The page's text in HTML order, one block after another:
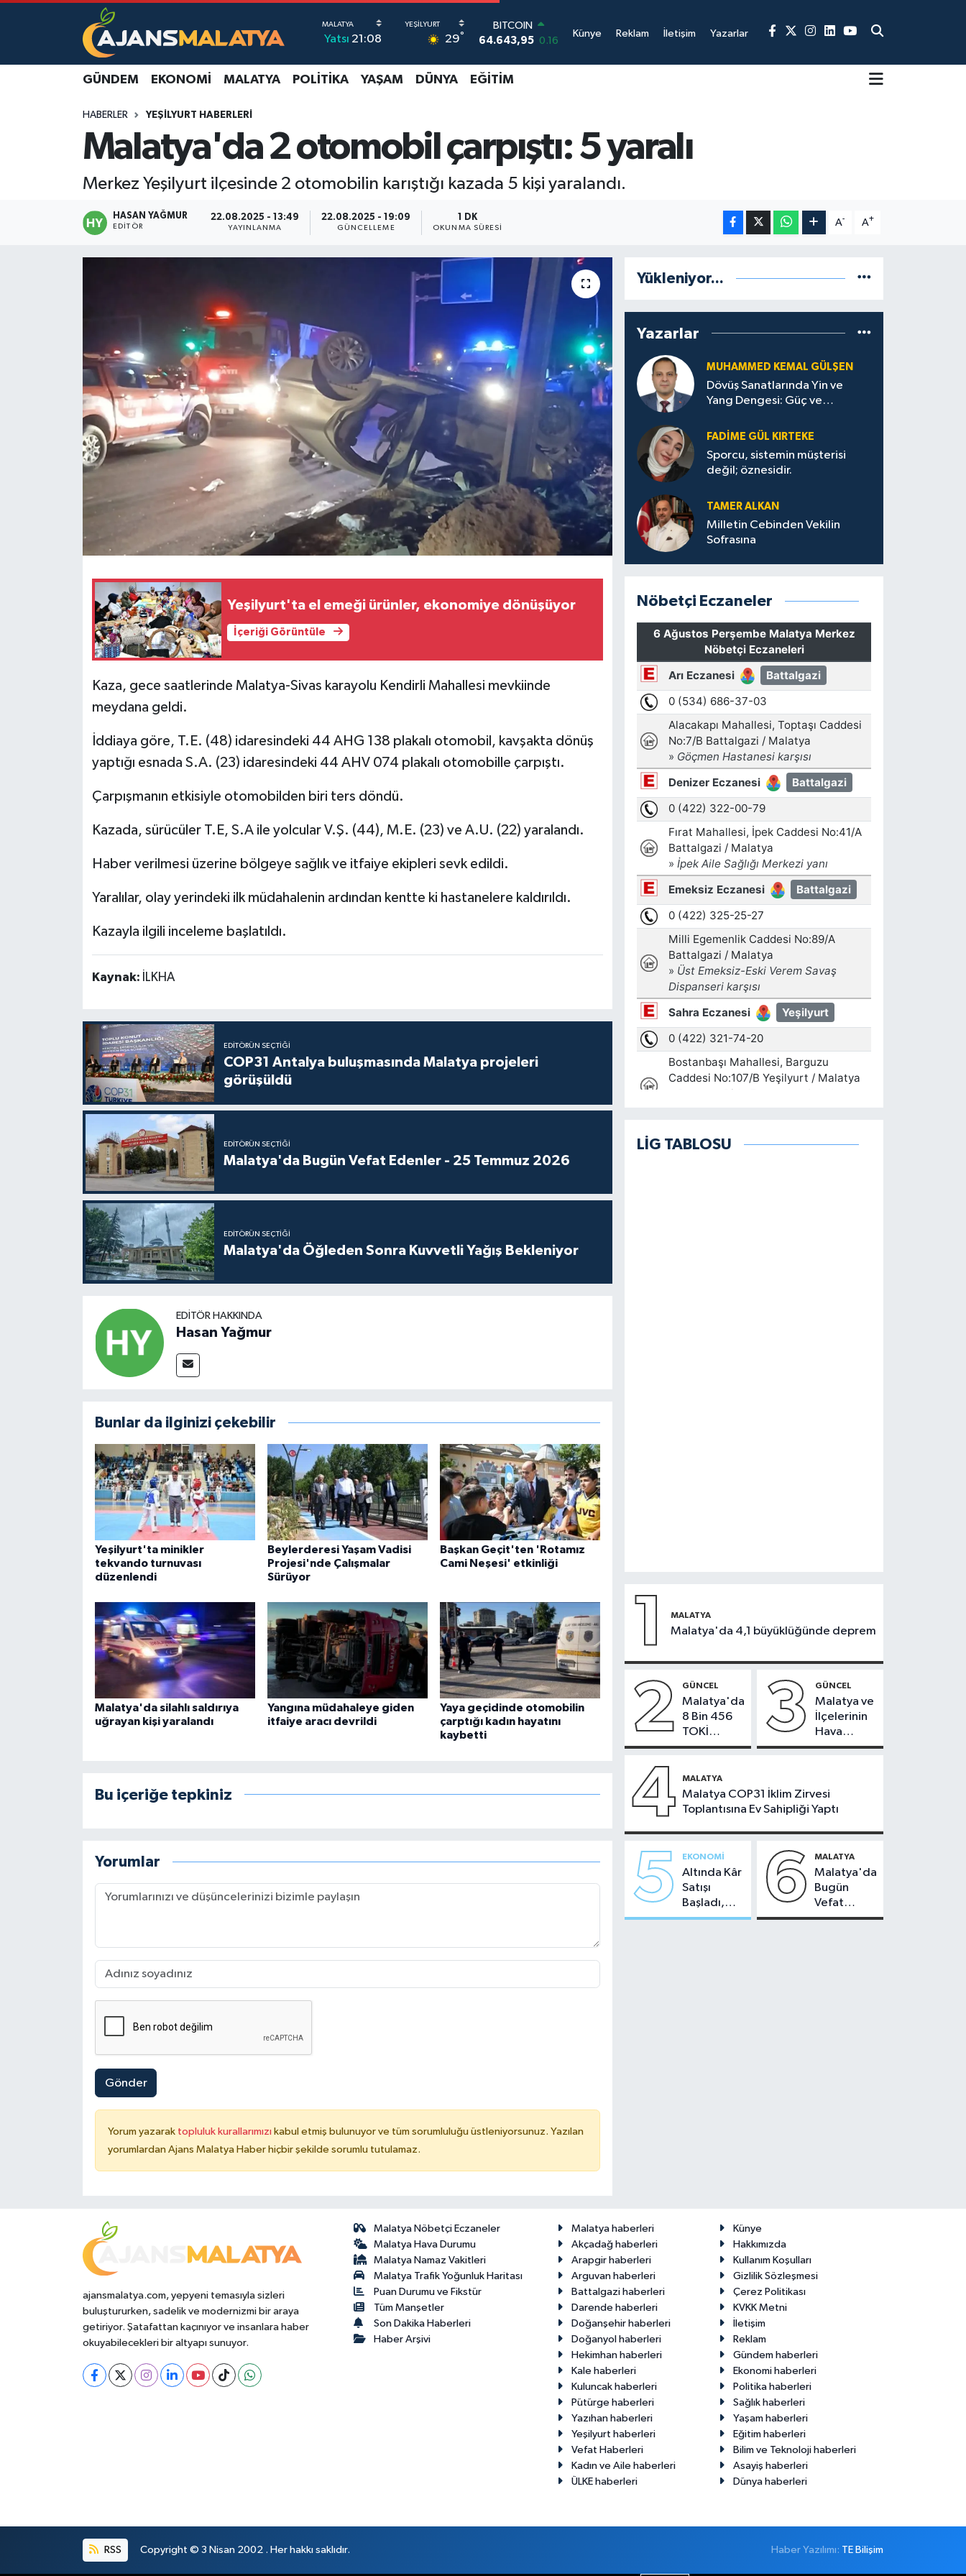
Yatsı 21:08 29°
BITCOIN
DOLAR
47,6006
0.06
EURO
55,0250
6513.94 0.32
BİST100
13.768
48
Künye Reklam İletişim Yazarlar
GÜNDEM EKONOMI MALATYA POLITIKA YAŞAM DÜNYA EĞITIM
HABERLER YEŞILYURT HABERLERI
Malatya'da 2 otomobil çarpıştı: 5 yaralı
Merkez Yeşilyurt ilçesinde 2 otomobilin karıştığı kazada 5 kişi yaralandı.
HASAN YAĞMUR
EDITÖR
22.08.2025 - 13:49
YAYINLANMA
22.08.2025 - 19:09
GÜNCELLEME
1 DK
OKUNMA SÜRESI
A- A+
Yeşilyurt'ta el emeği ürünler, ekonomiye dönüşüyor
İçeriği Görüntüle
Kaza, gece saatlerinde Malatya-Sivas karayolu Kendirli Mahallesi mevkiinde
meydana geldi.
İddiaya göre, T.E. (48) idaresindeki 44 AHG 138 plakalı otomobil, kavşakta dönüş
yaptığı esnada S.A. (23) idaresindeki 44 AHV 074 plakalı otomobille çarpıştı.
Çarpışmanın etkisiyle otomobilden biri ters döndü.
Kazada, sürücüler T.E, S.A ile yolcular V.Ş. (44), M.E. (23) ve A.U. (22) yaralandı.
Haber verilmesi üzerine bölgeye sağlık ve itfaiye ekipleri sevk edildi.
Yaralılar, olay yerindeki ilk müdahalenin ardından kentte ki hastanelere kaldırıldı.
Kazayla ilgili inceleme başlatıldı.
Kaynak: İLKHA
EDITÖRÜN SEÇTIĞI
COP31 Antalya buluşmasında Malatya projeleri
görüşüldü
EDITÖRÜN SEÇTIĞI
Malatya'da Bugün Vefat Edenler - 25 Temmuz 2026
EDITÖRÜN SEÇTIĞI
Malatya'da Öğleden Sonra Kuvvetli Yağış Bekleniyor
EDITÖR HAKKINDA
Hasan Yağmur
Bunlar da ilginizi çekebilir
Yeşilyurt'ta minikler
tekvando turnuvası
düzenlendi
Beylerderesi Yaşam Vadisi
Projesi'nde Çalışmalar
Sürüyor
Başkan Geçit'ten 'Rotamız
Cami Neşesi' etkinliği
Malatya'da silahlı saldırıya
uğrayan kişi yaralandı
Yangına müdahaleye giden
itfaiye aracı devrildi
Yaya geçidinde otomobilin
çarptığı kadın hayatını
kaybetti
Bu içeriğe tepkiniz
Yorumlar
Gönder
Yorum yazarak topluluk kurallarımızı kabul etmiş bulunuyor ve tüm sorumluluğu üstleniyorsunuz. Yazılan
yorumlardan Ajans Malatya Haber hiçbir şekilde sorumlu tutulamaz.
Yükleniyor...
Yazarlar
MUHAMMED KEMAL GÜLŞEN
Dövüş Sanatlarında Yin ve
Yang Dengesi: Güç ve
FADIME GÜL KIRTEKE
Sporcu, sistemin müşterisi
değil; öznesidir.
TAMER ALKAN
Milletin Cebinden Vekilin
Sofrasına
Nöbetçi Eczaneler
LİG TABLOSU
1 MALATYA
Malatya'da 4,1 büyüklüğünde deprem
2 GÜNCEL
Malatya'da
8 Bin 456
TOKİ
Konutunun
Bugün
Çekiliyor
3 GÜNCEL
Malatya ve
İlçelerinin
Hava
Durumu -
2026
4 MALATYA
Malatya COP31 İklim Zirvesi
Toplantısına Ev Sahipliği Yaptı
5 EKONOMI
Altında Kâr
Satışı
Başladı,
Malatya'da
6 MALATYA
Malatya'da
Bugün
Vefat
Edenler -
ajansmalatya.com, yepyeni temasıyla sizleri
buluştururken, sadelik ve modernizmi bir araya
getiriyor. Şatafattan kaçınıyor ve insanlara haber
okuyabilecekleri bir altyapı sunuyor.
Malatya Nöbetçi Eczaneler
Malatya Hava Durumu
Malatya Namaz Vakitleri
Malatya Trafik Yoğunluk Haritası
Puan Durumu ve Fikstür
Tüm Manşetler
Son Dakika Haberleri
Haber Arşivi
Malatya haberleri
Künye
Akçadağ haberleri
Hakkımızda
Arapgir haberleri
Kullanım Koşulları
Arguvan haberleri
Gizlilik Sözleşmesi
Battalgazi haberleri
Çerez Politikası
Darende haberleri
KVKK Metni
Doğanşehir haberleri
İletişim
Doğanyol haberleri
Reklam
Hekimhan haberleri
Gündem haberleri
Kale haberleri
Ekonomi haberleri
Kuluncak haberleri
Politika haberleri
Pütürge haberleri
Sağlık haberleri
Yazıhan haberleri
Yaşam haberleri
Yeşilyurt haberleri
Eğitim haberleri
Vefat Haberleri
Bilim ve Teknoloji haberleri
Kadın ve Aile haberleri
Asayiş haberleri
ÜLKE haberleri
Dünya haberleri
RSS Copyright © 3 Nisan 2002 . Her hakkı saklıdır. Haber Yazılımı: TE Bilişim
Teknoloji
Malatya Nöbetçi Eczaneler
Malatya Trafik Yoğunluk Haritası
Tüm Manşetler